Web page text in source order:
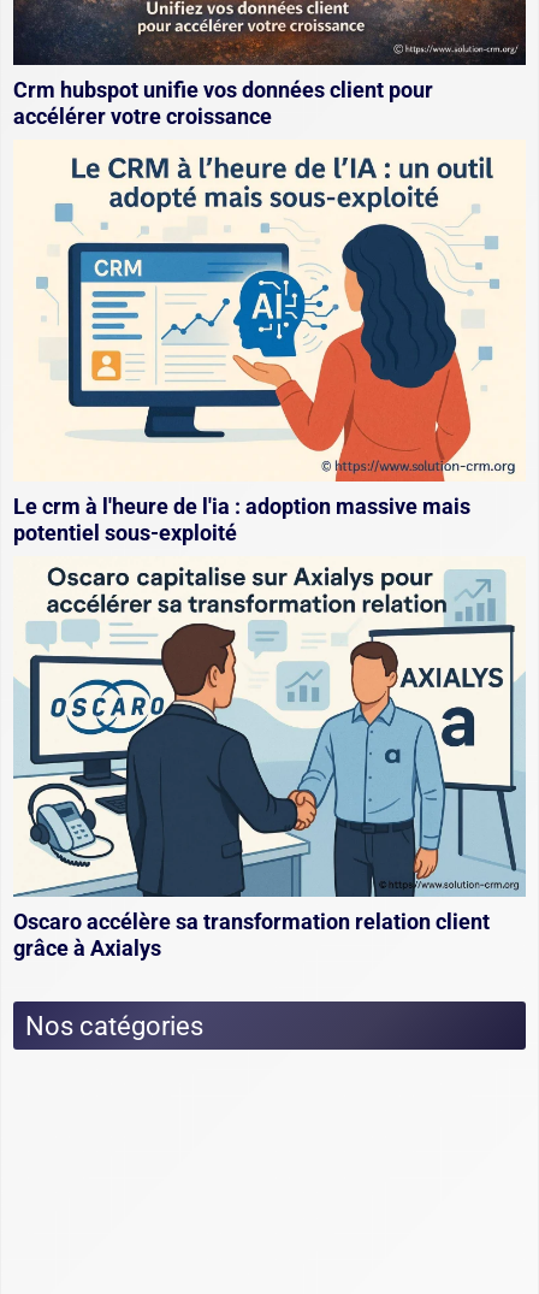
Crm hubspot unifie vos données client pour
accélérer votre croissance
Le crm à l'heure de l'ia : adoption massive mais
potentiel sous-exploité
Oscaro accélère sa transformation relation client
grâce à Axialys
Nos catégories